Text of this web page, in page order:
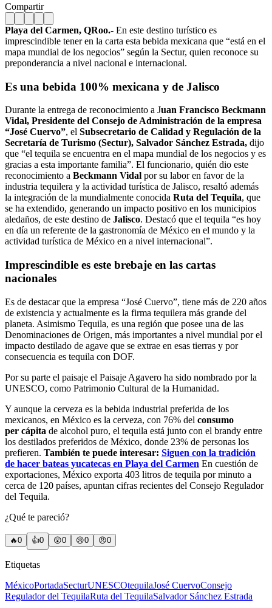
Compartir
Playa del Carmen, QRoo.- En este destino turístico es
imprescindible tener en la carta esta bebida mexicana que “está en el
mapa mundial de los negocios” según la Sectur, quien reconoce su
preponderancia a nivel nacional e internacional.
Es una bebida 100% mexicana y de Jalisco
Durante la entrega de reconocimiento a Juan Francisco Beckmann
Vidal, Presidente del Consejo de Administración de la empresa
“José Cuervo”, el Subsecretario de Calidad y Regulación de la
Secretaría de Turismo (Sectur), Salvador Sánchez Estrada, dijo
que “el tequila se encuentra en el mapa mundial de los negocios y es
gracias a esta importante familia”. El funcionario, quién dio este
reconocimiento a Beckmann Vidal por su labor en favor de la
industria tequilera y la actividad turística de Jalisco, resaltó además
la integración de la mundialmente conocida Ruta del Tequila, que
se ha extendido, generando un impacto positivo en los municipios
aledaños, de este destino de Jalisco. Destacó que el tequila “es hoy
en día un referente de la gastronomía de México en el mundo y la
actividad turística de México en a nivel internacional”.
Imprescindible es este brebaje en las cartas
nacionales
Es de destacar que la empresa “José Cuervo”, tiene más de 220 años
de existencia y actualmente es la firma tequilera más grande del
planeta. Asimismo Tequila, es una región que posee una de las
Denominaciones de Origen, más importantes a nivel mundial por el
impacto destilado de agave que se extrae en esas tierras y por
consecuencia es tequila con DOF.
Por su parte el paisaje el Paisaje Agavero ha sido nombrado por la
UNESCO, como Patrimonio Cultural de la Humanidad.
Y aunque la cerveza es la bebida industrial preferida de los
mexicanos, en México es la cerveza, con 76% del consumo
per cápita de alcohol puro, el tequila está junto con el brandy entre
los destilados preferidos de México, donde 23% de personas los
prefieren. También te puede interesar: Siguen con la tradición
de hacer bateas yucatecas en Playa del Carmen En cuestión de
exportaciones, México exporta 403 litros de tequila por minuto a
cerca de 120 países, apuntan cifras recientes del Consejo Regulador
del Tequila.
¿Qué te pareció?
🔥0 👍0 😲0 😢0 😠0
Etiquetas
MéxicoPortadaSecturUNESCOtequilaJosé CuervoConsejo
Regulador del TequilaRuta del TequilaSalvador Sánchez Estrada